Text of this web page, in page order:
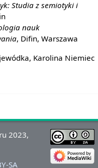
Studia z semiotyki i
nauk
, Difin, Warszawa
Karolina Niemiec
2023,
SA